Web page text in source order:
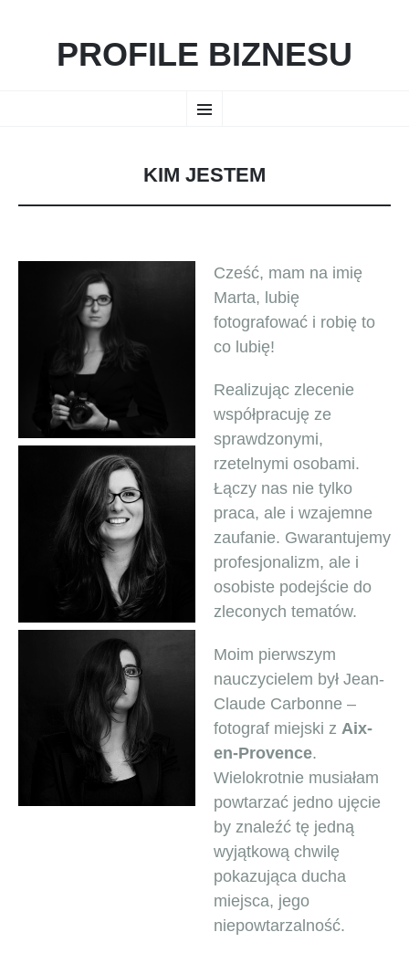
PROFILE BIZNESU
Menu
DO
KIM JESTEM
Cześć, mam na imię
Marta, lubię
fotografować i robię to
co lubię!
Realizując zlecenie
współpracuję ze
sprawdzonymi,
rzetelnymi osobami.
Łączy nas nie tylko
praca, ale i wzajemne
zaufanie. Gwarantujemy
profesjonalizm, ale i
osobiste podejście do
zleconych tematów.
Moim pierwszym
nauczycielem był Jean-
Claude Carbonne –
fotograf miejski zAix-
en-Provence.
Wielokrotnie musiałam
powtarzać jedno ujęcie
by znaleźć tę jedną
wyjątkową chwilę
pokazująca ducha
miejsca, jego
niepowtarzalność.